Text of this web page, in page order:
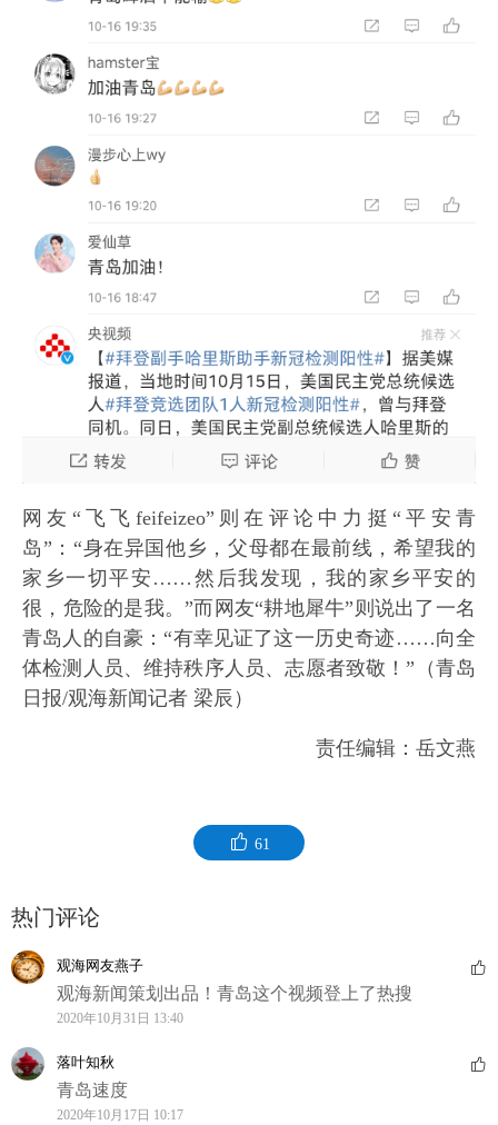
网友“飞飞feifeizeo”则在评论中力挺“平安青
岛”：“身在异国他乡，父母都在最前线，希望我的
家乡一切平安……然后我发现，我的家乡平安的
很，危险的是我。”而网友“耕地犀牛”则说出了一名
青岛人的自豪：“有幸见证了这一历史奇迹……向全
体检测人员、维持秩序人员、志愿者致敬！”（青岛
日报/观海新闻记者 梁辰）
责任编辑：岳文燕
61
热门评论
观海网友燕子
观海新闻策划出品！青岛这个视频登上了热搜
2020年10月31日 13:40
落叶知秋
青岛速度
2020年10月17日 10:17